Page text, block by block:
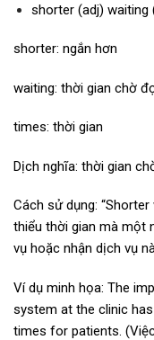
shorter (adj) waiting
shorter: ngắn hơn
waiting: thời gian chờ
times: thời gian
Dịch nghĩa: thời gian
Cách sử dụng:
thiểu thời gian mà một
vụ hoặc nhận dịch vụ
Ví dụ minh họa: The
system at the clinic
times for patients.